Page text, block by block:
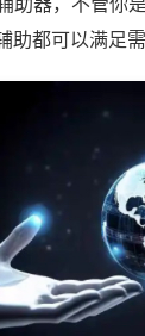
都可以满足需